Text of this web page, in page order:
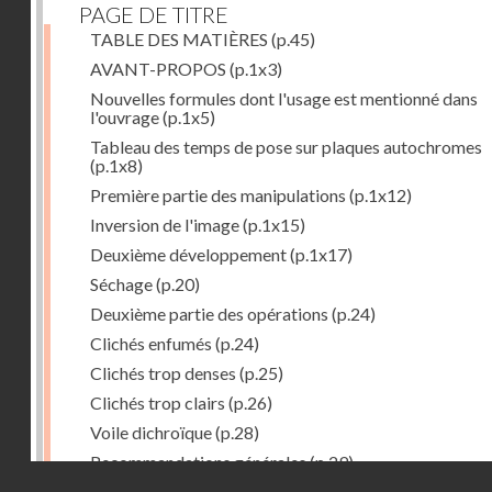
PAGE DE TITRE
TABLE DES MATIÈRES (p.45)
AVANT-PROPOS (p.1x3)
Nouvelles formules dont l'usage est mentionné dans
l'ouvrage(p.1x5)
Tableau des temps de pose sur plaques autochromes
(p.1x8)
Première partie des manipulations (p.1x12)
Inversion de l'image(p.1x15)
Deuxième développement(p.1x17)
Séchage(p.20)
Deuxième partie des opérations (p.24)
Clichés enfumés (p.24)
Clichés trop denses (p.25)
Clichés trop clairs (p.26)
Voile dichroïque(p.28)
Recommandations générales(p.29)